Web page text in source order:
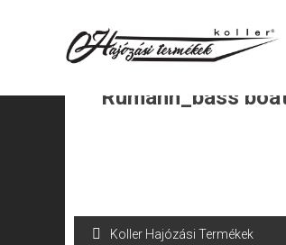
Rumann_bass
Bejegyzés
Koller Hajózási Termékek